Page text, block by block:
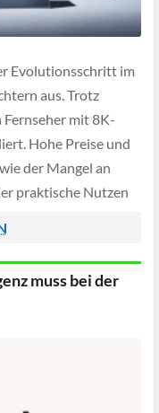
Evolutionsschritt im
aus. Trotz
mit 8K-
Hohe Preise und
der Mangel an
praktische Nutzen
muss bei der